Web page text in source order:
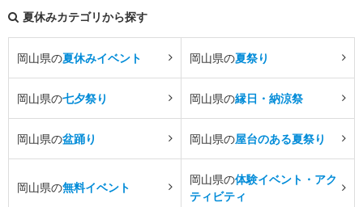
夏休みカテゴリから探す
岡山県の夏休みイベント 岡山県の夏祭り
岡山県の七夕祭り 岡山県の縁日・納涼祭
岡山県の盆踊り 岡山県の屋台のある夏祭り
岡山県の無料イベント
岡山県の体験イベント・アク
ティビティ